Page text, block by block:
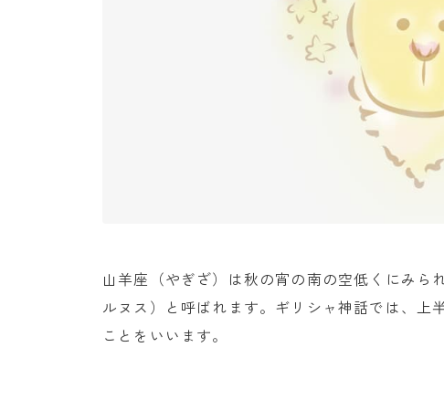
山羊座（やぎざ）は秋の宵の南の空低くにみ
ルヌス）と呼ばれます。ギリシャ神話では、上
ことをいいます。